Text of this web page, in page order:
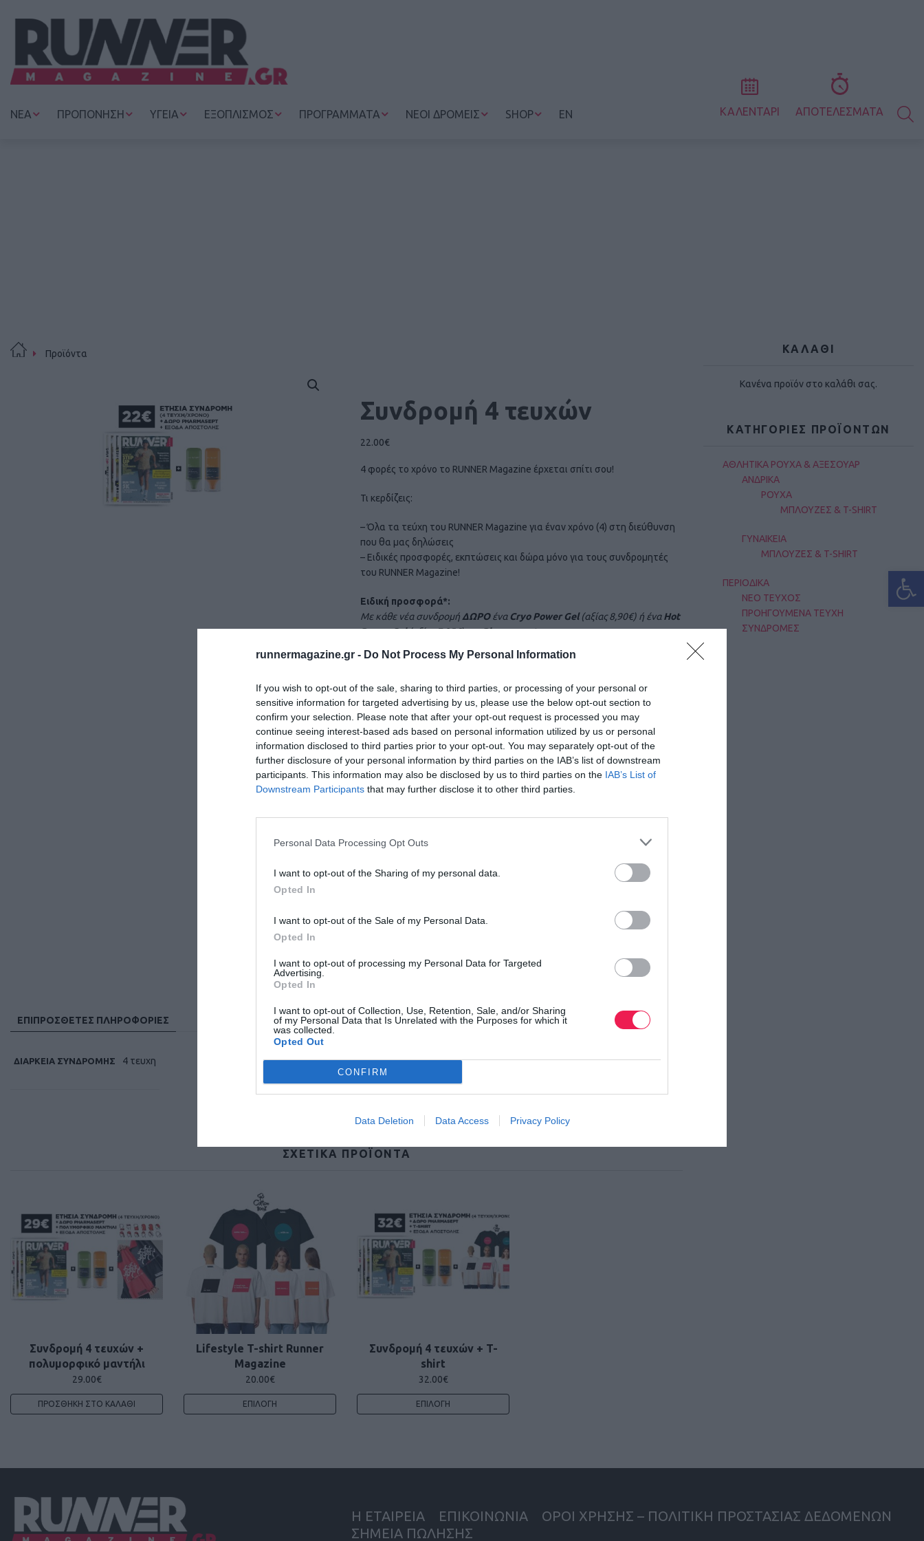
runnermagazine.gr - Do Not Process My Personal Information
If you wish to opt-out of the sale, sharing to third parties, or processing of your personal or
sensitive information for targeted advertising by us, please use the below opt-out section to
confirm your selection. Please note that after your opt-out request is processed you may
continue seeing interest-based ads based on personal information utilized by us or personal
information disclosed to third parties prior to your opt-out. You may separately opt-out of the
further disclosure of your personal information by third parties on the IAB’s list of downstream
participants. This information may also be disclosed by us to third parties on the IAB’s List of
Downstream Participants that may further disclose it to other third parties.
Personal Data Processing Opt Outs
I want to opt-out of the Sharing of my personal data.
Opted In
I want to opt-out of the Sale of my Personal Data.
Opted In
I want to opt-out of processing my Personal Data for Targeted
Advertising.
Opted In
I want to opt-out of Collection, Use, Retention, Sale, and/or Sharing
of my Personal Data that Is Unrelated with the Purposes for which it
was collected.
Opted Out
CONFIRM
Data Deletion Data Access Privacy Policy
ΝΕΑ ΠΡΟΠΟΝΗΣΗ ΥΓΕΙΑ ΕΞΟΠΛΙΣΜΟΣ ΠΡΟΓΡΑΜΜΑΤΑ ΝΕΟΙ ΔΡΟΜΕΙΣ SHOP EN ΚΑΛΕΝΤΑΡΙ ΑΠΟΤΕΛΕΣΜΑΤΑ
Προϊόντα
Συνδρομή 4 τευχών
22.00€
4 φορές το χρόνο το RUNNER Magazine έρχεται σπίτι σου!
Τι κερδίζεις:
– Όλα τα τεύχη του RUNNER Magazine για έναν χρόνο (4) στη διεύθυνση
που θα μας δηλώσεις
– Ειδικές προσφορές, εκπτώσεις και δώρα μόνο για τους συνδρομητές
του RUNNER Magazine!
Ειδική προσφορά*:
Με κάθε νέα συνδρομή ΔΩΡΟένα Cryo Power Gel(αξίας 8,90€) ή έναHot
Power Gel(αξίας 7,95€) τηςPharmasept.
* Η προσφορά ισχύει και για τις ανανεώσεις συνδρομών.
Η ΠΡΟΣΦΟΡΑ ΚΑΙ Η ΑΠΟΣΤΟΛΗ ΔΩΡΩΝ ΓΙΝΕΤΑΙ ΜΟΝΟ ΓΙΑ ΣΥΝΔΡΟΜΕΣ
ΕΛΛΑΔΑΣ
Για να δεις τους όρους των συνδρομώνπατήστε εδώ .
δ
ή
4
χ
ώ
ν
π
σ
η
ΕΠΙΠΡΌΣΘΕΤΕΣ ΠΛΗΡΟΦΟΡΊΕΣ
ΔΙΆΡΚΕΙΑ ΣΥΝΔΡΟΜΉΣ 4 τευχη
ΣΧΕΤΙΚΆ ΠΡΟΪΌΝΤΑ
Συνδρομή 4 τευχών +
πολυμορφικό μαντήλι
29.00€
ΠΡΟΣΘΉΚΗ ΣΤΟ ΚΑΛΆΘΙ
Lifestyle T-shirt Runner
Magazine
20.00€
ΕΠΙΛΟΓΉ
Συνδρομή 4 τευχών + T-
shirt
32.00€
ΕΠΙΛΟΓΉ
ΚΑΛΑΘΙ
Κανένα προϊόν στο καλάθι σας.
ΚΑΤΗΓΟΡΊΕΣ ΠΡΟΪΌΝΤΩΝ
ΑΘΛΗΤΙΚΑ ΡΟΥΧΑ & ΑΞΕΣΟΥΑΡ
ΑΝΔΡΙΚΑ
ΡΟΥΧΑ
ΜΠΛΟΥΖΕΣ & T-SHIRT
ΓΥΝΑΙΚΕΙΑ
ΜΠΛΟΥΖΕΣ & T-SHIRT
ΠΕΡΙΟΔΙΚΑ
ΝΕΟ ΤΕΥΧΟΣ
ΠΡΟΗΓΟΥΜΕΝΑ ΤΕΥΧΗ
ΣΥΝΔΡΟΜΕΣ
Η ΕΤΑΙΡΕΙΑ ΕΠΙΚΟΙΝΩΝΙΑ
ΟΡΟΙ ΧΡΗΣΗΣ – ΠΟΛΙΤΙΚΗ ΠΡΟΣΤΑΣΙΑΣ ΔΕΔΟΜΕΝΩΝ
ΣΗΜΕΙΑ ΠΩΛΗΣΗΣ